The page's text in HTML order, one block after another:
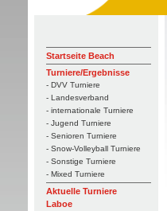
Startseite Beach
Turniere/Ergebnisse
- DVV Turniere
- Landesverband
- internationale Turniere
- Jugend Turniere
- Senioren Turniere
- Snow-Volleyball Turniere
- Sonstige Turniere
- Mixed Turniere
Aktuelle Turniere
Laboe